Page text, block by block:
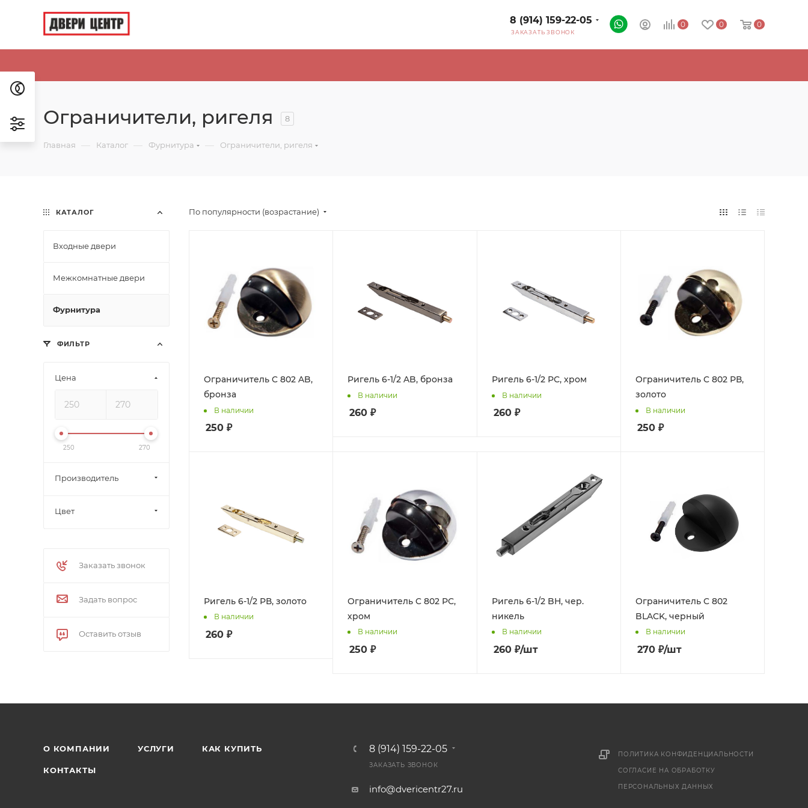
0 0 0
8 (914) 159-22-05
ЗАКАЗАТЬ ЗВОНОК
Ограничители, ригеля 8
Главная — Каталог — Фурнитура — Ограничители, ригеля
По популярности (возрастание)
Ограничитель C 802 AB,
бронза
В наличии
250 ₽
Ригель 6-1/2 AB, бронза
В наличии
260 ₽
Ригель 6-1/2 РС, хром
В наличии
260₽
Ограничитель C 802 РВ,
золото
В наличии
250₽
Ригель 6-1/2 РВ, золото
В наличии
260 ₽
Ограничитель C 802 РС,
хром
В наличии
250 ₽
Ригель 6-1/2 BH, чер.
никель
В наличии
260₽/шт
Ограничитель C 802
BLACK, черный
В наличии
270₽/шт
КАТАЛОГ
Входные двери
Межкомнатные двери
Фурнитура
ФИЛЬТР
Цена
250 270
Производитель
Цвет
Заказать звонок
Задать вопрос
Оставить отзыв
О КОМПАНИИ УСЛУГИ КАК КУПИТЬ
КОНТАКТЫ
8 (914) 159-22-05
ЗАКАЗАТЬ ЗВОНОК
info@dvericentr27.ru
ПОЛИТИКА КОНФИДЕНЦИАЛЬНОСТИ
СОГЛАСИЕ НА ОБРАБОТКУ
ПЕРСОНАЛЬНЫХ ДАННЫХ